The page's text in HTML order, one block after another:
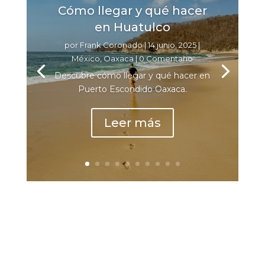
Cómo llegar y qué hacer
en Huatulco
por Frank Coronado|14 junio, 2025|
México,Oaxaca| 0 Comentario
Descubre cómo llegar y qué hacer en
Puerto Escondido Oaxaca.
Leer más